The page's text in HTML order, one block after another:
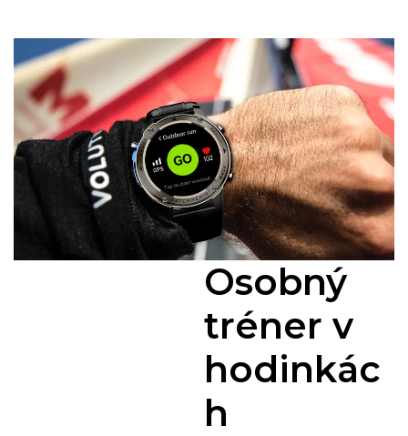
Osobný
tréner v
hodinkác
h